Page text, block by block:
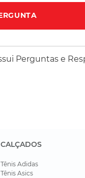
Perguntas e
CALÇADOS
Tênis Adidas
Tênis Asics